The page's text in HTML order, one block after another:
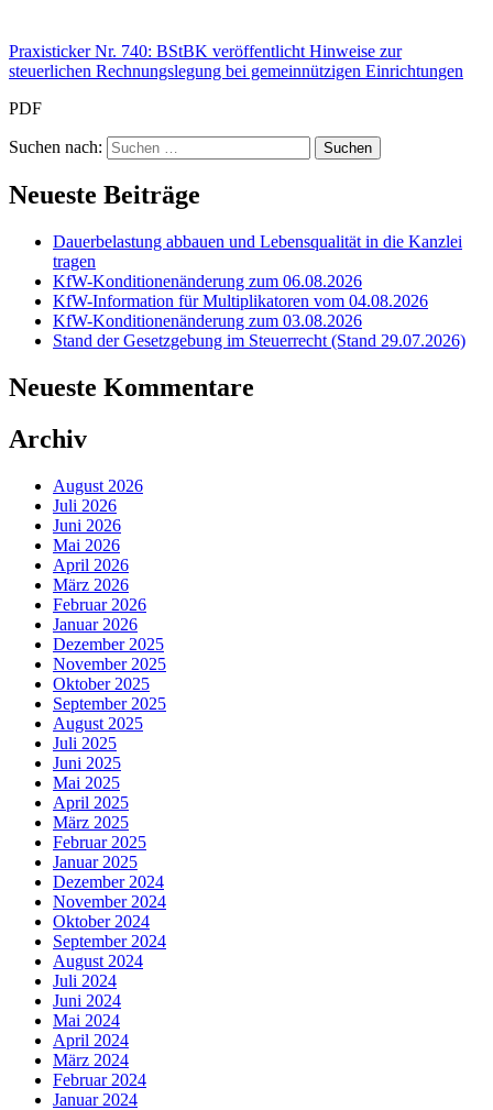
Praxisticker Nr. 740: BStBK veröffentlicht Hinweise zur
steuerlichen Rechnungslegung bei gemeinnützigen Einrichtungen
PDF
Suchen nach:
Neueste Beiträge
Dauerbelastung abbauen und Lebensqualität in die Kanzlei
tragen
KfW-Konditionenänderung zum 06.08.2026
KfW-Information für Multiplikatoren vom 04.08.2026
KfW-Konditionenänderung zum 03.08.2026
Stand der Gesetzgebung im Steuerrecht (Stand 29.07.2026)
Neueste Kommentare
Archiv
August 2026
Juli 2026
Juni 2026
Mai 2026
April 2026
März 2026
Februar 2026
Januar 2026
Dezember 2025
November 2025
Oktober 2025
September 2025
August 2025
Juli 2025
Juni 2025
Mai 2025
April 2025
März 2025
Februar 2025
Januar 2025
Dezember 2024
November 2024
Oktober 2024
September 2024
August 2024
Juli 2024
Juni 2024
Mai 2024
April 2024
März 2024
Februar 2024
Januar 2024